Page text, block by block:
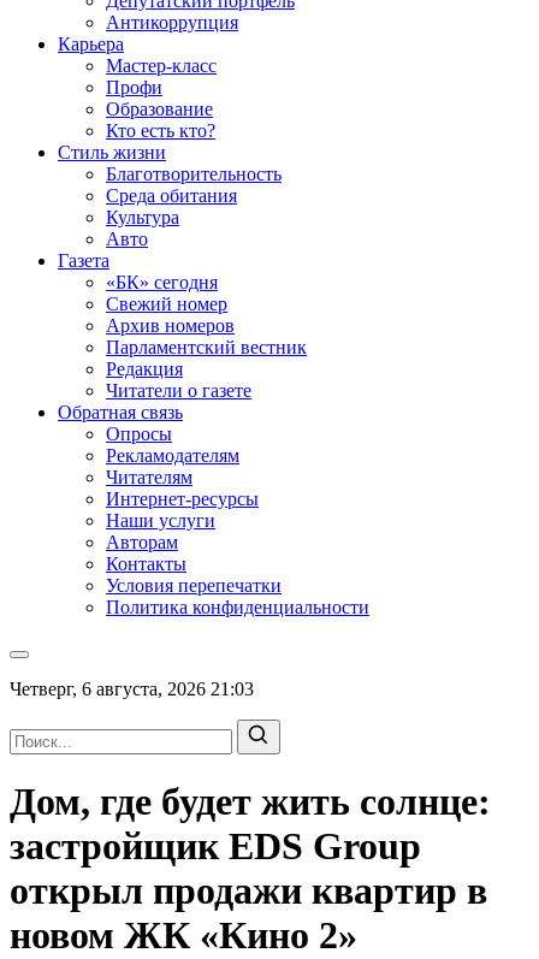
Антикоррупция
Карьера
Мастер-класс
Профи
Образование
Кто есть кто?
Стиль жизни
Благотворительность
Среда обитания
Культура
Авто
Газета
«БК» сегодня
Свежий номер
Архив номеров
Парламентский вестник
Редакция
Читатели о газете
Обратная связь
Опросы
Рекламодателям
Читателям
Интернет-ресурсы
Наши услуги
Авторам
Контакты
Условия перепечатки
Политика конфиденциальности
Четверг, 6 августа, 2026 21:03
Дом, где будет жить солнце:
застройщик EDS Group
открыл продажи квартир в
новом ЖК «Кино 2»